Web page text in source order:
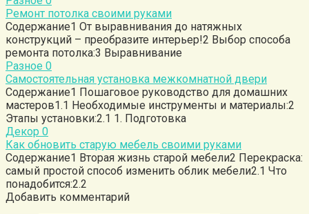
Ремонт потолка своими руками
Содержание1 От выравнивания до натяжных
конструкций – преобразите интерьер!2 Выбор способа
ремонта потолка:3 Выравнивание
Разное 0
Самостоятельная установка межкомнатной двери
Содержание1 Пошаговое руководство для домашних
мастеров1.1 Необходимые инструменты и материалы:2
Этапы установки:2.1 1. Подготовка
Декор 0
Как обновить старую мебель своими руками
Содержание1 Вторая жизнь старой мебели2 Перекраска:
самый простой способ изменить облик мебели2.1 Что
понадобится:2.2
Добавить комментарий